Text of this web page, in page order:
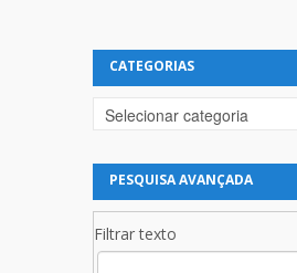
CATEGORIAS
Categorias
PESQUISA AVANÇADA
Filtrar texto